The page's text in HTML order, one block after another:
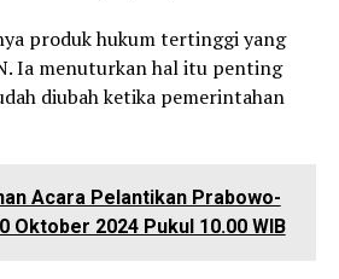
produk hukum tertinggi yang
Ia menuturkan hal itu penting
diubah ketika pemerintahan
Acara Pelantikan Prabowo-
Oktober 2024 Pukul 10.00 WIB